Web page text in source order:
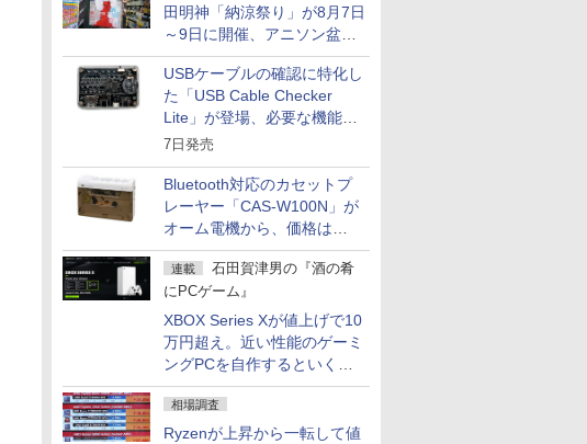
田明神「納涼祭り」が8月7日
～9日に開催、アニソン盆踊
りや屋台グルメなどもあり
USBケーブルの確認に特化し
た「USB Cable Checker
Lite」が登場、必要な機能を
凝縮しコンパクトに
7日発売
Bluetooth対応のカセットプ
レーヤー「CAS-W100N」が
オーム電機から、価格は
5,940円
連載
石田賀津男の『酒の肴
にPCゲーム』
XBOX Series Xが値上げで10
万円超え。近い性能のゲーミ
ングPCを自作するといくら
になる？
相場調査
Ryzenが上昇から一転して値